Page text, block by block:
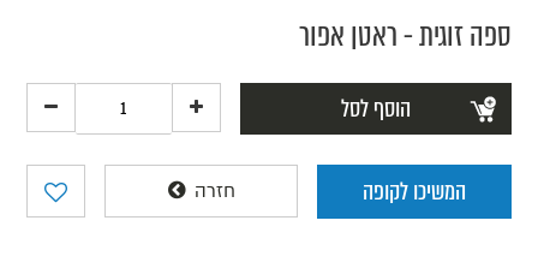
ספה זוגית - ראטן אפור
הוסף לסל
המשיכו לקופה חזרה